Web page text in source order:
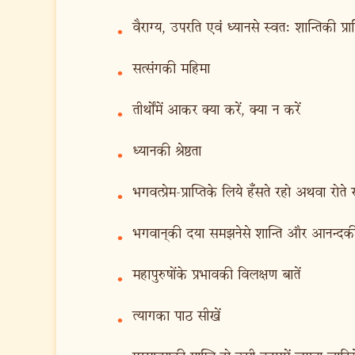
• वैराग्य, उपरति एवं ध्यानसे स्वत: शान्तिकी
• सत्संगकी महिमा
• तीर्थोंमें आकर क्या करें, क्या न करें
• ध्यानकी श्रेष्ठता
• भगवत्प्रेम-प्राप्तिके लिये हँसते रहो अथवा रोते
• भगवान‍्की दया समझनेसे शान्ति और आनन्दकी
• महापुरुषोंके प्रभावकी विलक्षण बातें
• त्यागका पाठ सीखें